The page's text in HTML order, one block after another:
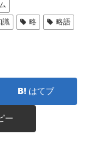
識 略
略語
はてブ
ー